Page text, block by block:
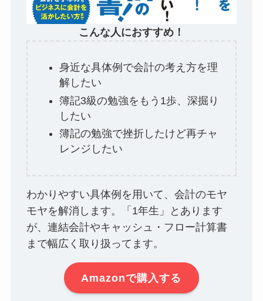
こんな人におすすめ！
身近な具体例で会計の考え方を理
解したい
簿記3級の勉強をもう1歩、深掘り
したい
簿記の勉強で挫折したけど再チャ
レンジしたい
わかりやすい具体例を用いて、会計のモヤ
モヤを解消します。「1年生」とあります
が、連結会計やキャッシュ・フロー計算書
まで幅広く取り扱ってます。
Amazonで購入する